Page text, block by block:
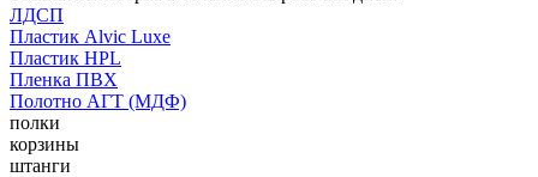
ЛДСП
Пластик Alvic Luxe
Пластик HPL
Пленка ПВХ
Полотно АГТ (МДФ)
полки
корзины
штанги